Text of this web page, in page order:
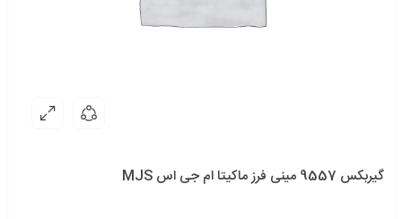
گیربکس 9557 مینی فرز ماکیتا ام جی اس MJS